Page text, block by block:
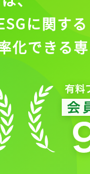
に関する
化できる